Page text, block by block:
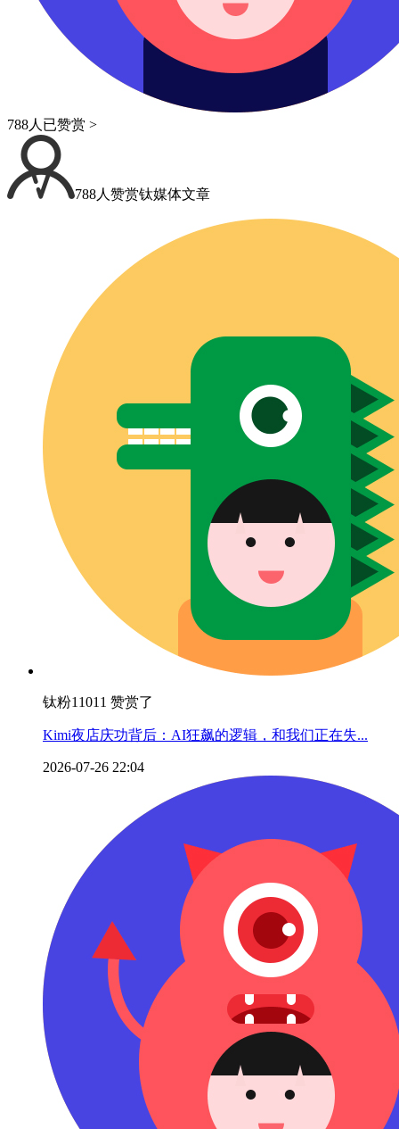
788人已赞赏 >
788人赞赏钛媒体文章
钛粉11011 赞赏了
Kimi夜店庆功背后：AI狂飙的逻辑，和我们正在失...
2026-07-26 22:04